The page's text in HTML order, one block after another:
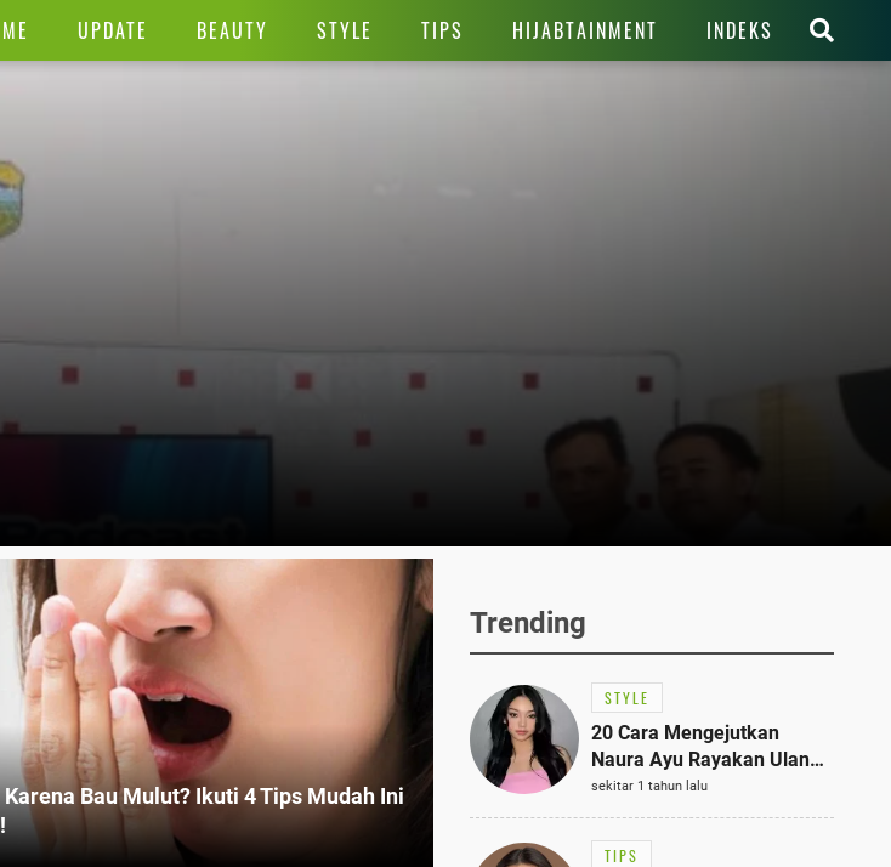
UPDATE BEAUTY STYLE TIPS HIJABTAINMENT INDEKS
Karena Bau Mulut? Ikuti 4 Tips Mudah Ini
Trending
STYLE
20 Cara Mengejutkan
Naura Ayu Rayakan Ulang
Tahun di Panti Asuhan,
Terlihat Anggun dengan
Kaftan Cokelat
sekitar 1 tahun lalu
TIPS